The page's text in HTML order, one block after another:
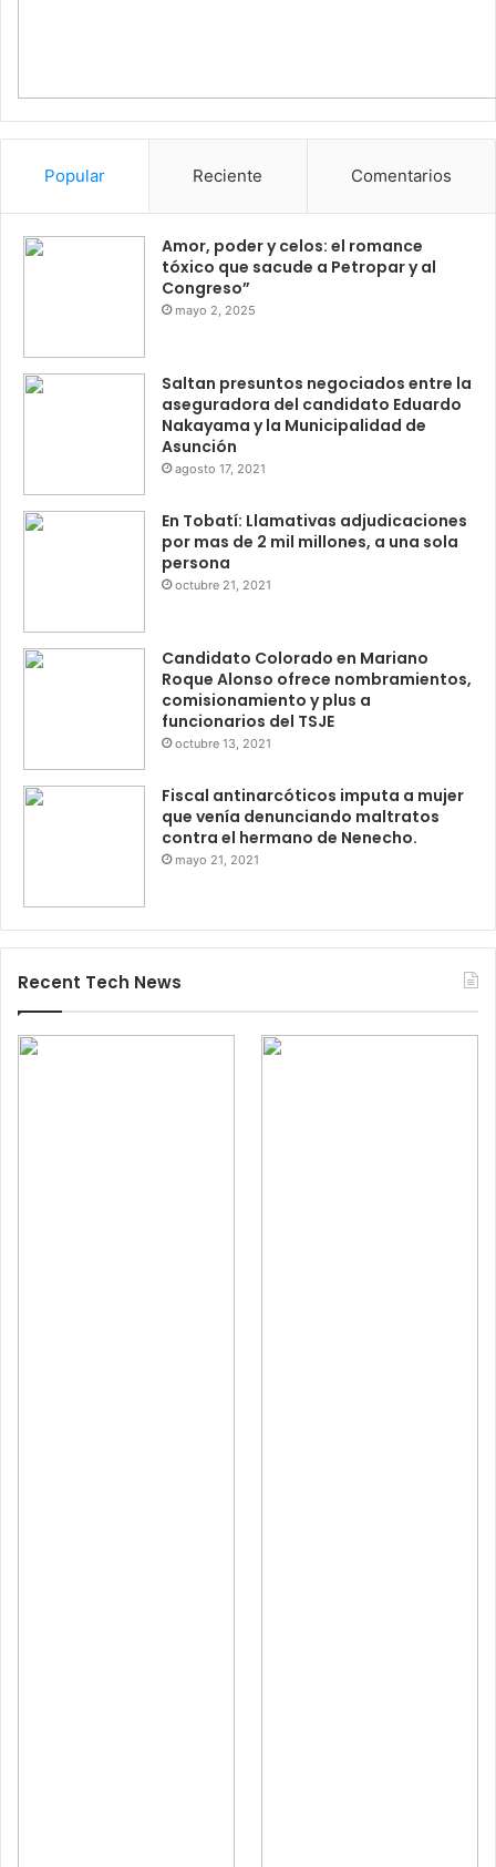
Popular Reciente Comentarios
Amor, poder y celos: el romance
tóxico que sacude a Petropar y al
Congreso”
mayo 2, 2025
Saltan presuntos negociados entre la
aseguradora del candidato Eduardo
Nakayama y la Municipalidad de
Asunción
agosto 17, 2021
En Tobatí: Llamativas adjudicaciones
por mas de 2 mil millones, a una sola
persona
octubre 21, 2021
Candidato Colorado en Mariano
Roque Alonso ofrece nombramientos,
comisionamiento y plus a
funcionarios del TSJE
octubre 13, 2021
Fiscal antinarcóticos imputa a mujer
que venía denunciando maltratos
contra el hermano de Nenecho.
mayo 21, 2021
Recent Tech News